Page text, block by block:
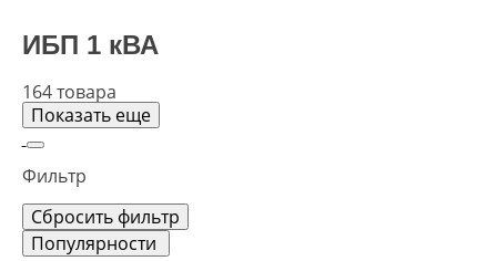
ИБП 1 кВА
164 товара
Показать еще
Фильтр
Сбросить фильтр
Популярности